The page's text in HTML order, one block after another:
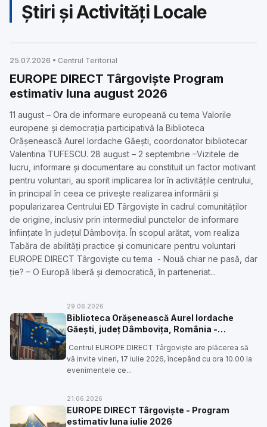
Știri și Activități Locale
25.07.2026 • Centrul Teritorial
EUROPE DIRECT Târgovişte Program
estimativ luna august 2026
11 august – Ora de informare europeană cu tema Valorile
europene și democrația participativă la Biblioteca
Orășenească Aurel Iordache Găești, coordonator bibliotecar
Valentina TUFESCU. 28 august – 2 septembrie –Vizitele de
lucru, informare şi documentare au constituit un factor motivant
pentru voluntari, au sporit implicarea lor în activităţile centrului,
în principal în ceea ce priveşte realizarea informării și
popularizarea Centrului ED Târgoviște în cadrul comunităţilor
de origine, inclusiv prin intermediul punctelor de informare
înființate în județul Dâmbovița. În scopul arătat, vom realiza
Tabăra de abilități practice și comunicare pentru voluntari
EUROPE DIRECT Târgoviște cu tema - Nouă chiar ne pasă, dar
ție? – O Europă liberă și democratică, în parteneriat...
29.06.2026
Biblioteca Orășenească Aurel Iordache
Găești, judeţ Dâmboviţa, România -
Cetățenie europeană activă per scenă –
Teatru forum pentru TINEri
Centrul EUROPE DIRECT Târgovişte are plăcerea să
vă invite vineri, 17 iulie 2026, începând cu ora 10.00 la
evenimentele ce...
21.06.2026
EUROPE DIRECT Târgovişte - Program
estimativ luna iulie 2026